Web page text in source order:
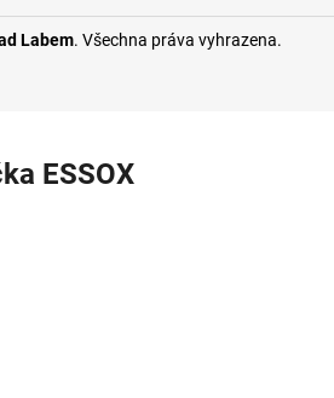
Labem. Všechna práva vyhrazena.
ESSOX